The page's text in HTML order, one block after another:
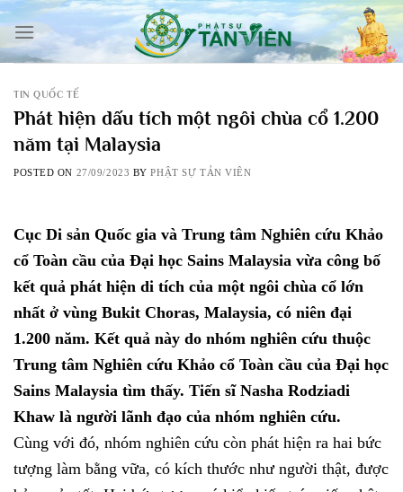
Skip
content
TIN QUỐC TẾ
Phát hiện dấu tích một ngôi chùa cổ 1.200
năm tại Malaysia
POSTED ON 27/09/2023 BYPHẬT SỰ TẢN VIÊN
Cục Di sản Quốc gia và Trung tâm Nghiên cứu Khảo
cổ Toàn cầu của Đại học Sains Malaysia vừa công bố
kết quả phát hiện di tích của một ngôi chùa cổ lớn
nhất ở vùng Bukit Choras, Malaysia, có niên đại
1.200 năm. Kết quả này do nhóm nghiên cứu thuộc
Trung tâm Nghiên cứu Khảo cổ Toàn cầu của Đại học
Sains Malaysia tìm thấy. Tiến sĩ Nasha Rodziadi
Khaw là người lãnh đạo của nhóm nghiên cứu.
Cùng với đó, nhóm nghiên cứu còn phát hiện ra hai bức
tượng làm bằng vữa, có kích thước như người thật, được